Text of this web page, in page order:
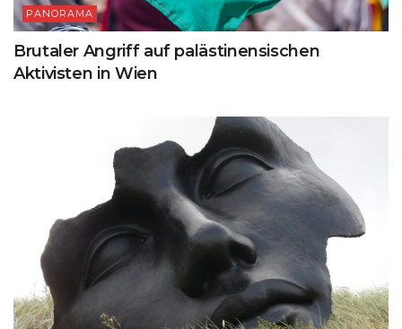
PANORAMA
Brutaler Angriff auf palästinensischen
Aktivisten in Wien